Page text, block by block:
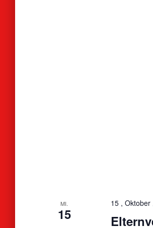
MI.
15
15 , Oktober